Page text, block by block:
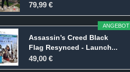
79,99 €
ANGEBOT
Assassin’s Creed Black
Flag Resynced - Launch...
49,00 €